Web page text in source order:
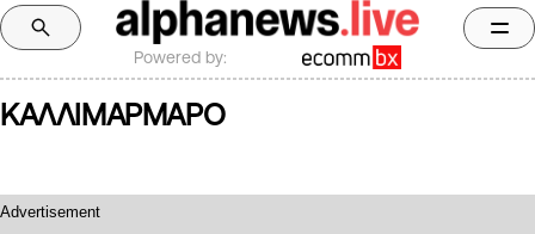
Powered by:
ΚΑΛΛΙΜΑΡΜΑΡΟ